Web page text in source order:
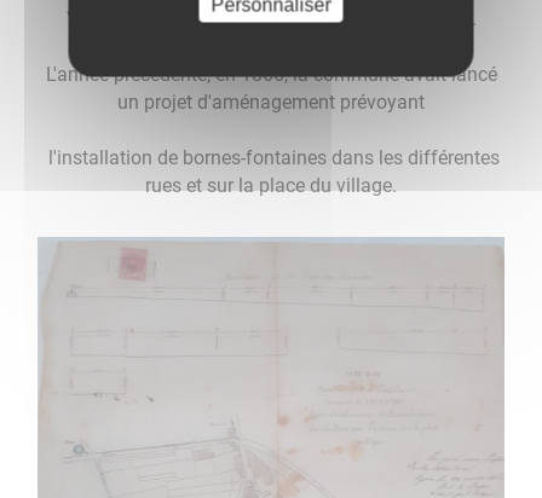
Vierge de 1,70 mètre de hauteur, datant de 1867.
L'année précédente, en 1866, la commune avait lancé
un projet d'aménagement prévoyant
l'installation de bornes-fontaines dans les différentes
rues et sur la place du village.
Personnaliser